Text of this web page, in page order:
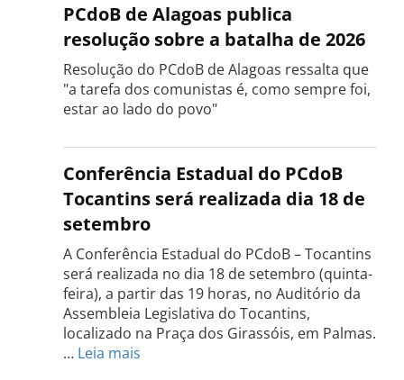
PCdoB de Alagoas publica
resolução sobre a batalha de 2026
Resolução do PCdoB de Alagoas ressalta que
"a tarefa dos comunistas é, como sempre foi,
estar ao lado do povo"
Conferência Estadual do PCdoB
Tocantins será realizada dia 18 de
setembro
A Conferência Estadual do PCdoB – Tocantins
será realizada no dia 18 de setembro (quinta-
feira), a partir das 19 horas, no Auditório da
Assembleia Legislativa do Tocantins,
localizado na Praça dos Girassóis, em Palmas.
… Leia mais